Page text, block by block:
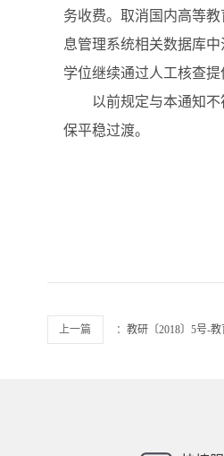
务收费。取消国内高等
息管理系统相关数据库
学位继续通过人工核查
以前规定与本通知不
保平稳过渡。
上一篇 ： 教研〔2018〕5号-